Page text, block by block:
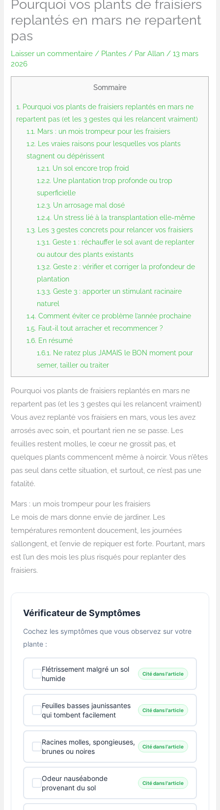
Pourquoi vos plants de fraisiers
replantés en mars ne repartent
pas
Laisser un commentaire / Plantes / ParAllan /13 mars
2026
Sommaire
1. Pourquoi vos plants de fraisiers replantés en mars ne
repartent pas (et les 3 gestes qui les relancent vraiment)
1.1. Mars : un mois trompeur pour les fraisiers
1.2. Les vraies raisons pour lesquelles vos plants
stagnent ou dépérissent
1.2.1. Un sol encore trop froid
1.2.2. Une plantation trop profonde ou trop
superficielle
1.2.3. Un arrosage mal dosé
1.2.4. Un stress lié à la transplantation elle-même
1.3. Les 3 gestes concrets pour relancer vos fraisiers
1.3.1. Geste 1 : réchauffer le sol avant de replanter
ou autour des plants existants
1.3.2. Geste 2 : vérifier et corriger la profondeur de
plantation
1.3.3. Geste 3 : apporter un stimulant racinaire
naturel
1.4. Comment éviter ce problème l’année prochaine
1.5. Faut-il tout arracher et recommencer ?
1.6. En résumé
1.6.1. Ne ratez plus JAMAIS le BON moment pour
semer, tailler ou traiter
Pourquoi vos plants de fraisiers replantés en mars ne
repartent pas (et les 3 gestes qui les relancent vraiment)
Vous avez replantė vos fraisiers en mars, vous les avez
arrosés avec soin, et pourtant rien ne se passe. Les
feuilles restent molles, le cœur ne grossit pas, et
quelques plants commencent même à noircir. Vous n’êtes
pas seul dans cette situation, et surtout, ce n’est pas une
fatalité.
Mars : un mois trompeur pour les fraisiers
Le mois de mars donne envie de jardiner. Les
températures remontent doucement, les journées
s’allongent, et l’envie de repiquer est forte. Pourtant, mars
est l’un des mois les plus risqués pour replanter des
fraisiers.
Vérificateur de Symptômes
Cochez les symptômes que vous observez sur votre
plante :
Flétrissement malgré un sol
humide
Cité dans l'article
Feuilles basses jaunissantes
qui tombent facilement
Cité dans l'article
Racines molles, spongieuses,
brunes ou noires
Cité dans l'article
Odeur nauséabonde
provenant du sol
Cité dans l'article